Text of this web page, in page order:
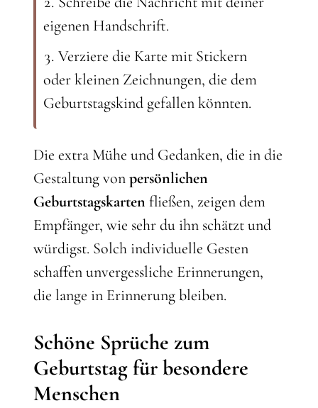
eigenen Handschrift.
Verziere die Karte mit Stickern
oder kleinen Zeichnungen, die dem
Geburtstagskind gefallen könnten.
Die extra Mühe und Gedanken, die in die
Gestaltung vonpersönlichen
Geburtstagskarten fließen, zeigen dem
Empfänger, wie sehr du ihn schätzt und
würdigst. Solch individuelle Gesten
schaffen unvergessliche Erinnerungen,
die lange in Erinnerung bleiben.
Schöne Sprüche zum
Geburtstag für besondere
Menschen